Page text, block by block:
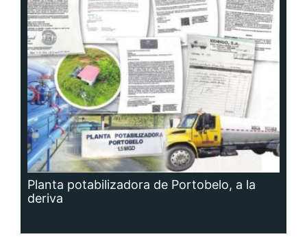
Planta potabilizadora de Portobelo, a la
deriva